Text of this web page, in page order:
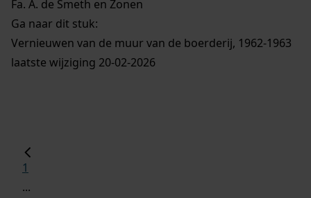
Fa. A. de Smeth en Zonen
Ga naar dit stuk:
Vernieuwen van de muur van de boerderij, 1962-1963
laatste wijziging 20-02-2026
1
...